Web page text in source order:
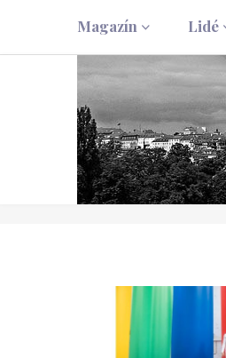
Magazín Lidé